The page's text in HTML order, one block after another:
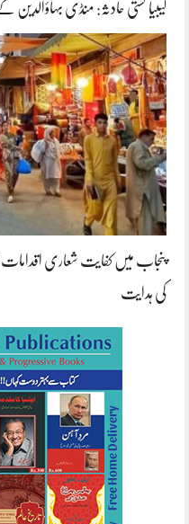
لیبیا کشتی حادثہ: منڈی بہاؤالدین کے 6 نوجوان جاں بحق، گھروں میں
کی ہدایت